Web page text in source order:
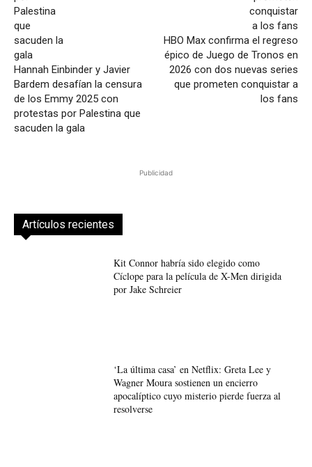
Hannah Einbinder y Javier
Bardem desafían la censura
de los Emmy 2025 con
protestas por Palestina que
sacuden la gala
HBO Max confirma el regreso
épico de Juego de Tronos en
2026 con dos nuevas series
que prometen conquistar a
los fans
Publicidad
Artículos recientes
Kit Connor habría sido elegido como
Cíclope para la película de X-Men dirigida
por Jake Schreier
‘La última casa’ en Netflix: Greta Lee y
Wagner Moura sostienen un encierro
apocalíptico cuyo misterio pierde fuerza al
resolverse